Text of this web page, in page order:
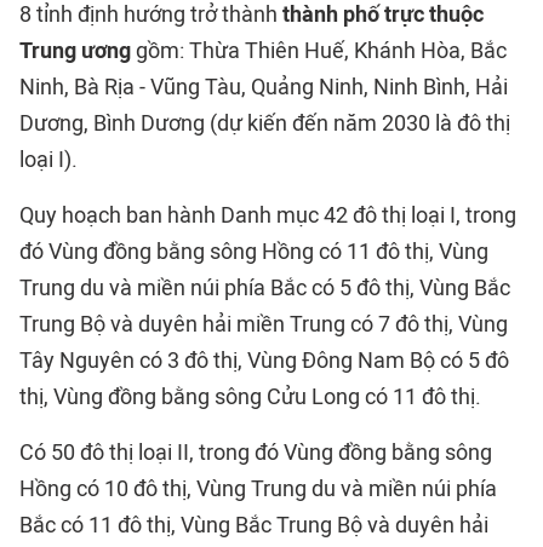
8 tỉnh định hướng trở thành thành phố trực thuộc
Trung ươnggồm: Thừa Thiên Huế, Khánh Hòa, Bắc
Ninh, Bà Rịa - Vũng Tàu, Quảng Ninh, Ninh Bình, Hải
Dương, Bình Dương (dự kiến đến năm 2030 là đô thị
loại I).
Quy hoạch ban hành Danh mục 42 đô thị loại I, trong
đó Vùng đồng bằng sông Hồng có 11 đô thị, Vùng
Trung du và miền núi phía Bắc có 5 đô thị, Vùng Bắc
Trung Bộ và duyên hải miền Trung có 7 đô thị, Vùng
Tây Nguyên có 3 đô thị, Vùng Đông Nam Bộ có 5 đô
thị, Vùng đồng bằng sông Cửu Long có 11 đô thị.
Có 50 đô thị loại II, trong đó Vùng đồng bằng sông
Hồng có 10 đô thị, Vùng Trung du và miền núi phía
Bắc có 11 đô thị, Vùng Bắc Trung Bộ và duyên hải